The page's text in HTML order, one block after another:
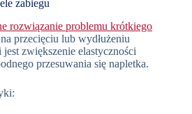
zabiegu
rozwiązanie problemu krótkiego
przecięciu lub wydłużeniu
zwiększenie elastyczności
przesuwania się napletka.